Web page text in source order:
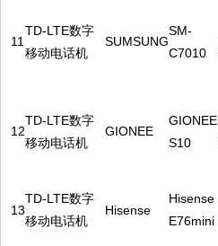
11
TD-LTE数字
移动电话机
SUMSUNG
SM-
C7010
12
TD-LTE数字
移动电话机
GIONEE
GIONEE
S10
13
TD-LTE数字
移动电话机
Hisense
Hisense
E76mini